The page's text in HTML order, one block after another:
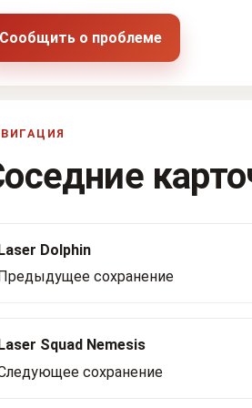
Сообщить о проблеме
Dolphin
сохранение
Squad Nemesis
сохранение